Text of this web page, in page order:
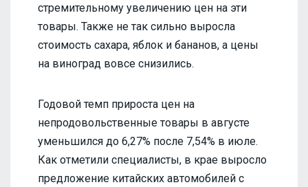
стремительному увеличению цен на эти
товары. Также не так сильно выросла
стоимость сахара, яблок и бананов, а цены
на виноград вовсе снизились.
Годовой темп прироста цен на
непродовольственные товары в августе
уменьшился до 6,27% после 7,54% в июле.
Как отметили специалисты, в крае выросло
предложение китайских автомобилей с